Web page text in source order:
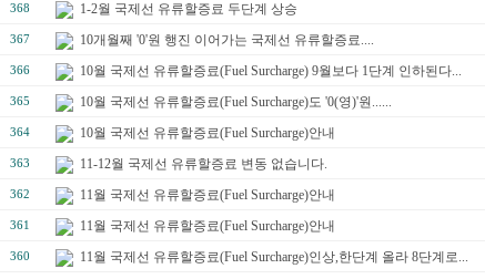
368 1-2월 국제선 유류할증료 두단계 상승
367 10개월째 '0'원 행진 이어가는 국제선 유류할증료....
366 10월 국제선 유류할증료(Fuel Surcharge) 9월보다 1단계 인하된다...
365 10월 국제선 유류할증료(Fuel Surcharge)도 '0(영)'원......
364 10월 국제선 유류할증료(Fuel Surcharge)안내
363 11-12월 국제선 유류할증료 변동 없습니다.
362 11월 국제선 유류할증료(Fuel Surcharge)안내
361 11월 국제선 유류할증료(Fuel Surcharge)안내
360 11월 국제선 유류할증료(Fuel Surcharge)인상,한단계 올라 8단계로...